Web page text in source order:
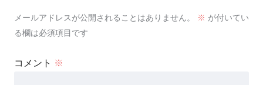
メールアドレスが公開されることはありません。 ※ が付いてい
る欄は必須項目です
コメント ※